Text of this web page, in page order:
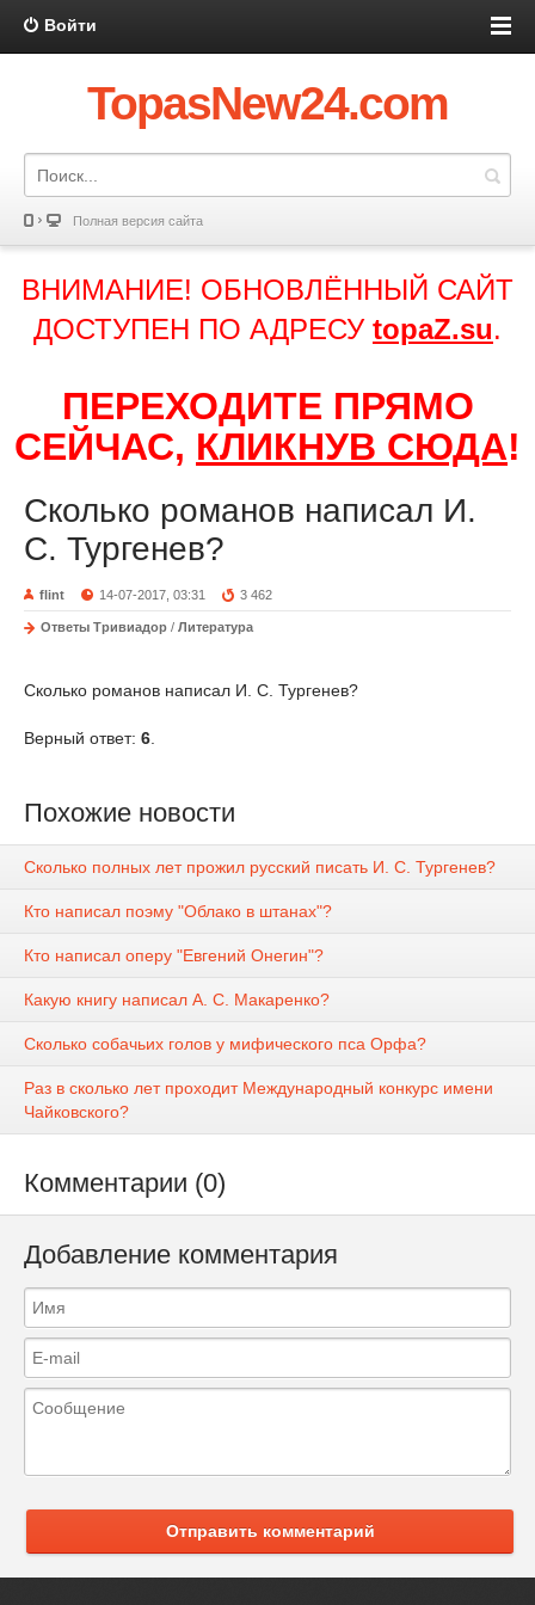
Войти
TopasNew24.com
Полная версия сайта
ВНИМАНИЕ! ОБНОВЛЁННЫЙ САЙТ
ДОСТУПЕН ПО АДРЕСУ topaZ.su.
ПЕРЕХОДИТЕ ПРЯМО
СЕЙЧАС, КЛИКНУВ СЮДА!
Сколько романов написал И.
С. Тургенев?
flint 14-07-2017, 03:31 3 462
Ответы Тривиадор / Литература
Сколько романов написал И. С. Тургенев?
Верный ответ: 6
Похожие новости
Сколько полных лет прожил русский писать И. С. Тургенев?
Кто написал поэму "Облако в штанах"?
Кто написал оперу "Евгений Онегин"?
Какую книгу написал А. С. Макаренко?
Сколько собачьих голов у мифического пса Орфа?
Раз в сколько лет проходит Международный конкурс имени
Чайковского?
Комментарии (0)
Добавление комментария
Отправить комментарий